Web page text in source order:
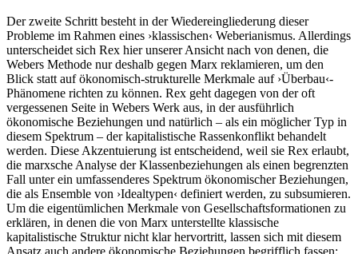
Der zweite Schritt besteht in der Wiedereingliederung dieser
Probleme im Rahmen eines ›klassischen‹ Weberianismus. Allerdings
unterscheidet sich Rex hier unserer Ansicht nach von denen, die
Webers Methode nur deshalb gegen Marx reklamieren, um den
Blick statt auf ökonomisch-strukturelle Merkmale auf ›Überbau‹-
Phänomene richten zu können. Rex geht dagegen von der oft
vergessenen Seite in Webers Werk aus, in der ausführlich
ökonomische Beziehungen und natürlich – als ein möglicher Typ in
diesem Spektrum – der kapitalistische Rassenkonflikt behandelt
werden. Diese Akzentuierung ist entscheidend, weil sie Rex erlaubt,
die marxsche Analyse der Klassenbeziehungen als einen begrenzten
Fall unter ein umfassenderes Spektrum ökonomischer Beziehungen,
die als Ensemble von ›Idealtypen‹ definiert werden, zu subsumieren.
Um die eigentümlichen Merkmale von Gesellschaftsformationen zu
erklären, in denen die von Marx unterstellte klassische
kapitalistische Struktur nicht klar hervortritt, lassen sich mit diesem
Ansatz auch andere ökonomische Beziehungen begrifflich fassen: